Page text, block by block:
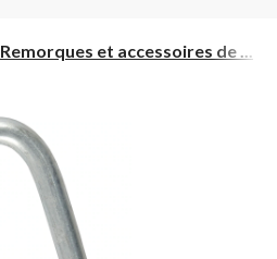
Remorques et accessoires de ...